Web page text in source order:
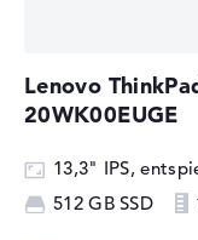
Lenovo
20WK00EUGE
13,3" IPS,
512 GB SSD